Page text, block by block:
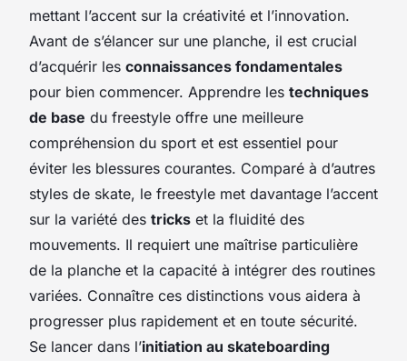
mettant l’accent sur la créativité et l’innovation.
Avant de s’élancer sur une planche, il est crucial
d’acquérir les connaissances fondamentales
pour bien commencer. Apprendre les techniques
de base du freestyle offre une meilleure
compréhension du sport et est essentiel pour
éviter les blessures courantes. Comparé à d’autres
styles de skate, le freestyle met davantage l’accent
sur la variété des tricks et la fluidité des
mouvements. Il requiert une maîtrise particulière
de la planche et la capacité à intégrer des routines
variées. Connaître ces distinctions vous aidera à
progresser plus rapidement et en toute sécurité.
Se lancer dans l’initiation au skateboarding